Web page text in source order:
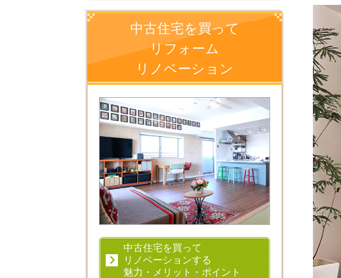
中古住宅を買って
リフォーム
リノベーション
中古住宅を買って
リノベーションする
魅力・メリット・ポイント